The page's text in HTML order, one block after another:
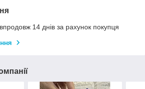
14 днів за рахунок покупця